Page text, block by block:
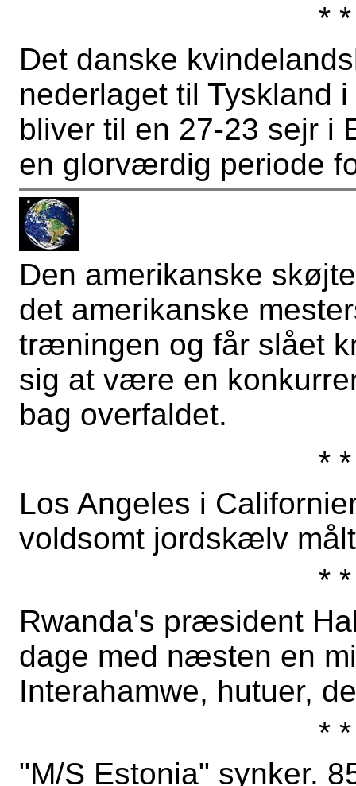
*
Det danske
nederlaget til Tyskland
bliver til en 27-23 sejr i
en glorværdig periode
Den amerikanske
det amerikanske
træningen og får slået
sig at være en
bag overfaldet.
*
Los Angeles i
voldsomt jordskælv
*
Rwanda's præsident
dage med næsten en
Interahamwe, hutuer,
*
"M/S Estonia" synker.